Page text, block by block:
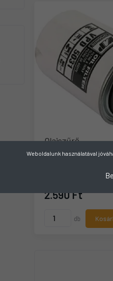
Olajszűrő
2.590 Ft
db
Weboldalunk használatával